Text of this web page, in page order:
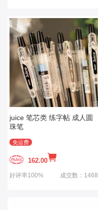
juice 笔芯类 练字帖 成人圆
珠笔
免运费
162.00
好评率100% 成交数：1468